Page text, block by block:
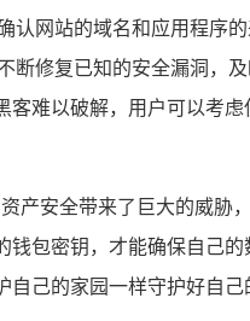
网站的域名和应用程序
修复已知的安全漏洞，
难以破解，用户可以考
安全带来了巨大的威胁
包密钥，才能确保自己
己的家园一样守护好自己